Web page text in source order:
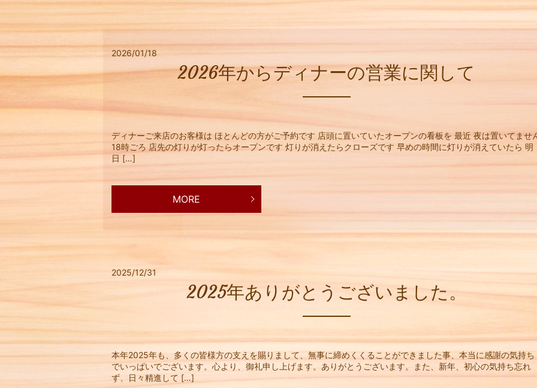
2026/01/18
2026年からディナーの営業に関して
ディナーご来店のお客様は ほとんどの方がご予約です 店頭に置いていたオープンの看板を 最近 夜は置いてませ
18時ごろ 店先の灯りが灯ったらオープンです 灯りが消えたらクローズです 早めの時間に灯りが消えていたら 明
日 […]
MORE
2025/12/31
2025年ありがとうございました。
本年2025年も、多くの皆様方の支えを賜りまして、無事に締めくくることができました事、本当に感謝の気持ち
でいっぱいでございます。心より、御礼申し上げます。ありがとうございます。また、新年、初心の気持ち忘れ
ず、日々精進して […]